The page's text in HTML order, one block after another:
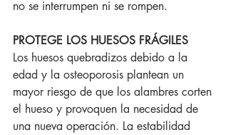
no se interrumpen ni se rompen.
PROTEGE LOS HUESOS FRÁGILES
Los huesos quebradizos debido a la
edad y la osteoporosis plantean un
mayor riesgo de que los alambres corten
el hueso y provoquen la necesidad de
una nueva operación. La estabilidad